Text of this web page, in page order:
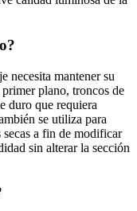
necesita mantener su
plano, troncos de
duro que requiera
se utiliza para
secas a fin de modificar
sin alterar la sección